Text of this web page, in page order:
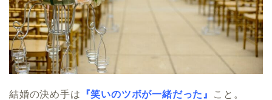
結婚の決め手は 『笑いのツボが一緒だった』 こと。